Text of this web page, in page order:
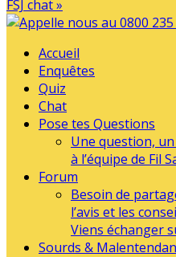
FSJ chat »
Accueil
Enquêtes
Quiz
Chat
Pose tes Questions
Une question,
à l’équipe de Fil
Forum
Besoin de
l’avis et les
Viens échanger
Sourds &